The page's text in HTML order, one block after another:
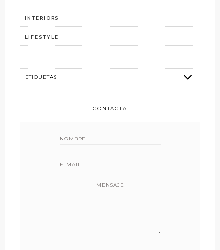
INTERIORS
LIFESTYLE
CONTACTA
MENSAJE